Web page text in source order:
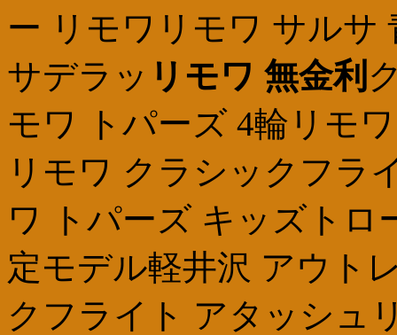
ー リモワリモワ サルサ
サデラッ リモワ 無金利
モワ トパーズ 4輪リモ
リモワ クラシックフラ
ワ トパーズ キッズトロ
定モデル軽井沢 アウト
クフライト アタッシュ